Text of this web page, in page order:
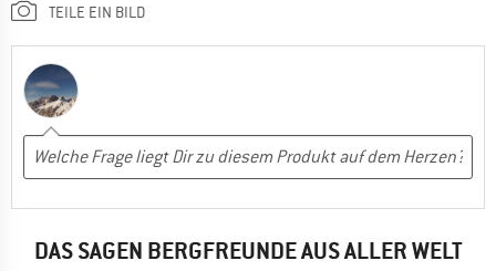
TEILE EIN BILD
DAS SAGEN BERGFREUNDE AUS ALLER WELT